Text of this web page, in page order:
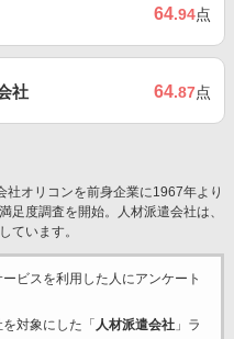
64.94点
社 64.87点
社オリコンを前身企業に1967年より
足度調査を開始。人材派遣会社は、
ています。
ビスを利用した 人にアンケート
を対象にした「 人材派遣会社」ラ